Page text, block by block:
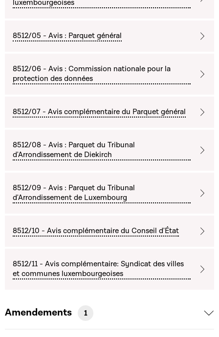
luxembourgeoises
8512/05 - Avis : Parquet général
8512/06 - Avis : Commission nationale pour la
protection des données
8512/07 - Avis complémentaire du Parquet général
8512/08 - Avis : Parquet du Tribunal
d'Arrondissement de Diekirch
8512/09 - Avis : Parquet du Tribunal
d'Arrondissement de Luxembourg
8512/10 - Avis complémentaire du Conseil d'État
8512/11 - Avis complémentaire: Syndicat des villes
et communes luxembourgeoises
Amendements 1